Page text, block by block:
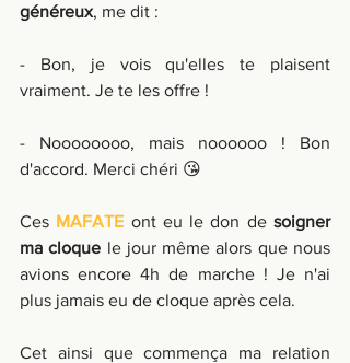
généreux, me dit :
- Bon, je vois qu'elles te plaisent
vraiment. Je te les offre !
- Noooooooo, mais noooooo ! Bon
d'accord. Merci chéri 😘
Ces MAFATE ont eu le don de soigner
ma cloque le jour même alors que nous
avions encore 4h de marche ! Je n'ai
plus jamais eu de cloque après cela.
Cet ainsi que commença ma relation